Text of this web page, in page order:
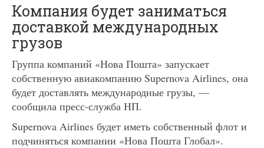
Компания будет заниматься
доставкой международных
грузов
Группа компаний «Нова Пошта» запускает
собственную авиакомпанию Supernova Airlines, она
будет доставлять международные грузы, —
сообщила пресс-служба НП.
Supernova Airlines будет иметь собственный флот и
подчиняться компании «Нова Пошта Глобал».